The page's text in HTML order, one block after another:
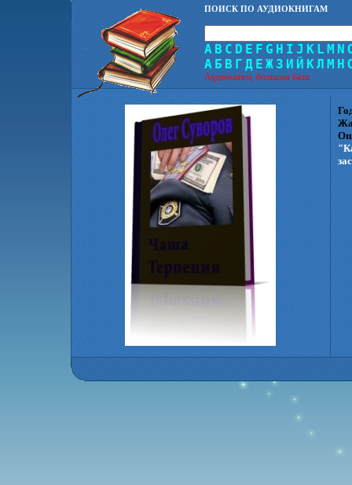
ПОИСК ПО АУДИОКНИГАМ
A B C D E F G H I J K L M N
А Б В Г Д Е Ж З И Й КЛ М Н
Аудиокниги, большая база.